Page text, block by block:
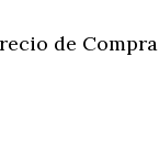
de Compra